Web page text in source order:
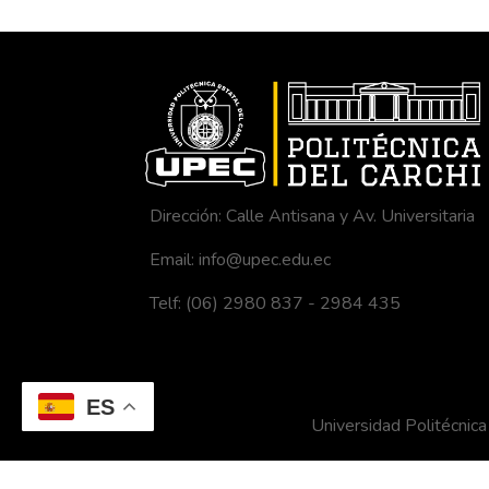
ES
Dirección: Calle Antisana y Av. Universitaria
Email: info@upec.edu.ec
Telf: (06) 2980 837 - 2984 435
Universidad